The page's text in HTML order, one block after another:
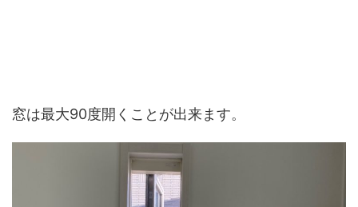
窓は最大90度開くことが出来ます。